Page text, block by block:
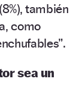
también
como
”.
sea un